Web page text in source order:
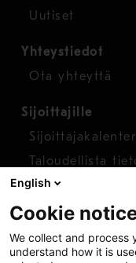
Uutiset
Yhteystiedot
Ota yhteyttä
Sijoittajille
Taloudellista
Osakkeet
Raportoi
Whistleblower-
English
Cookie
We collect and process
understand how it is